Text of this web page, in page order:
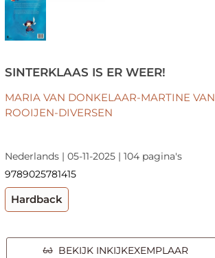
SINTERKLAAS IS ER WEER!
MARIA VAN DONKELAAR-MARTINE VAN
ROOIJEN-DIVERSEN
Nederlands | 05-11-2025 | 104 pagina's
9789025781415
Hardback
BEKIJK INKIJKEXEMPLAAR